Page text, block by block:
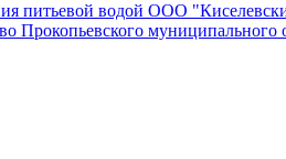
питьевой водой ООО
Прокопьевского муниципального